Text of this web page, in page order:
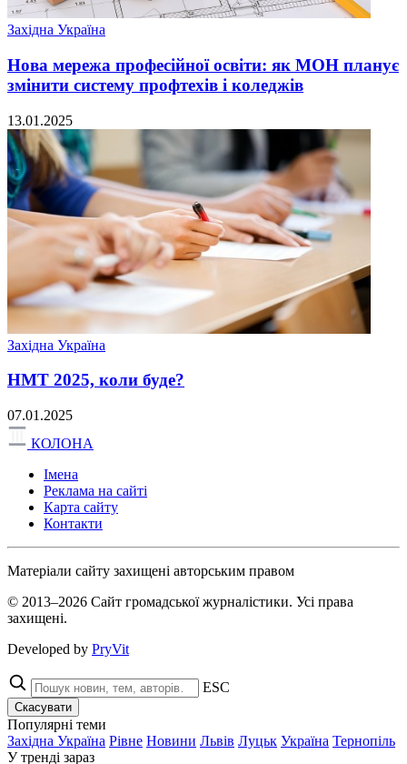
Західна Україна
Нова мережа професійної освіти: як МОН планує
змінити систему профтехів і коледжів
13.01.2025
Західна Україна
НМТ 2025, коли буде?
07.01.2025
КОЛОНА
Імена
Реклама на сайті
Карта сайту
Контакти
Матеріали сайту захищені авторським правом
© 2013–2026 Сайт громадської журналістики. Усі права
захищені.
Developed by PryVit
ESC
Скасувати
Популярні теми
Західна Україна Рівне Новини Львів Луцьк Україна Тернопіль
У тренді зараз